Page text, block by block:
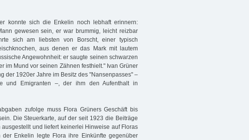
konnte sich die Enkelin noch lebhaft erinnern:
gewesen sein, er war brummig, leicht reizbar
sich am liebsten von Borscht, einer typisch
aus denen er das Mark mit lautem
Angewohnheit: er saugte seinen schwarzen
im Mund vor seinen Zähnen festhielt." Ivan Grüner
der 1920er Jahre im Besitz des "Nansenpasses" –
und Emigranten –, der ihm den Aufenthalt in
zufolge muss Flora Grüners Geschäft bis
Die Steuerkarte, auf der seit 1923 die Beiträge
und liefert keinerlei Hinweise auf Floras
der Enkelin legte Flora ihre Einkünfte gegenüber